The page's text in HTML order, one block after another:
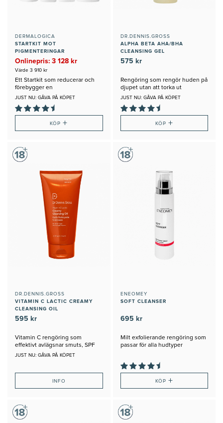
DERMALOGICA
STARTKIT MOT
PIGMENTERINGAR
Onlinepris: 3 128 kr
Värde 3 910 kr
Ett Startkit som reducerar och
förebygger en
pigmenterad/ojämn hud
JUST NU: GÅVA PÅ KÖPET
KÖP+
DR.DENNIS.GROSS
ALPHA BETA AHA/BHA
CLEANSING GEL
575 kr
Rengöring som rengör huden på
djupet utan att torka ut
JUST NU: GÅVA PÅ KÖPET
KÖP +
DR.DENNIS.GROSS
VITAMIN C LACTIC CREAMY
CLEANSING OIL
595 kr
Vitamin C rengöring som
effektivt avlägsnar smuts, SPF
och makeup i ett steg.
JUST NU: GÅVA PÅ KÖPET
INFO
ENEOMEY
SOFT CLEANSER
695 kr
Milt exfolierande rengöring som
passar för alla hudtyper
KÖP +